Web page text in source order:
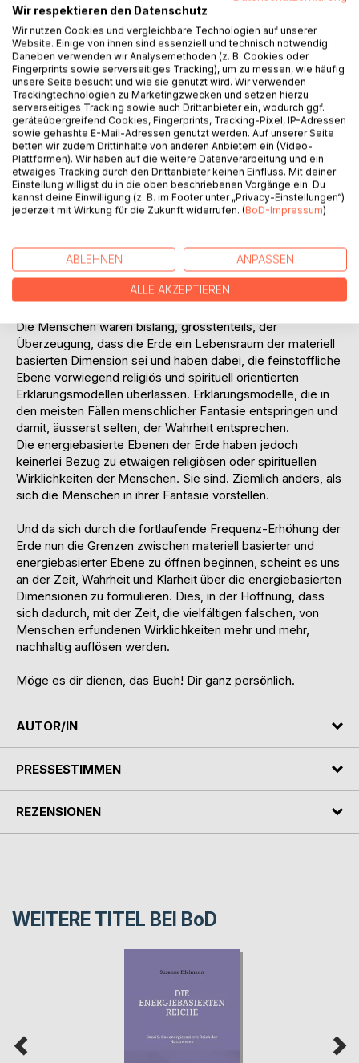
Die meisten Planeten des Universums bestehen nicht nur
aus einem materiellen Anteil, sondern in aller Regel, auch
aus mehreren energie-basierten Dimensionen. Auch die
Erde gehört zu diesen Planeten und besteht somit, nicht
nur aus einer materiell basierten Ebene und damit, einem
materiell basierten Lebensraum, sondern genauso sehr
auch aus mehreren energie-basierten Ebenen und damit,
aus mehreren energiebasierten Lebensräumen.
Der materiell basierten Ebene der Erde wird die so
genannte materiell-basierte Dimension und damit, der
Lebensraum der dritten Dimension zugeordnet. Die
energiebasierte Ebene des Planeten Erde bestehen aus
dem Lebensraum der fünften Dimension und dem
unterschiedlichen Gegebenheiten und Gesetzmässigkeiten
basieren, auch wenn sie die Gemeinsamkeit der energie-
basierten Ebene verbindet.
Die Menschen waren bislang, grösstenteils, der
Überzeugung, dass die Erde ein Lebensraum der materiell
basierten Dimension sei und haben dabei, die feinstoffliche
Ebene vorwiegend religiös und spirituell orientierten
Erklärungsmodellen überlassen. Erklärungsmodelle, die in
den meisten Fällen menschlicher Fantasie entspringen und
damit, äusserst selten, der Wahrheit entsprechen.
Die energiebasierte Ebenen der Erde haben jedoch
keinerlei Bezug zu etwaigen religiösen oder spirituellen
Wirklichkeiten der Menschen. Sie sind. Ziemlich anders, als
sich die Menschen in ihrer Fantasie vorstellen.
Und da sich durch die fortlaufende Frequenz-Erhöhung der
Erde nun die Grenzen zwischen materiell basierter und
energiebasierter Ebene zu öffnen beginnen, scheint es uns
an der Zeit, Wahrheit und Klarheit über die energiebasierten
Dimensionen zu formulieren. Dies, in der Hoffnung, dass
sich dadurch, mit der Zeit, die vielfältigen falschen, von
Menschen erfundenen Wirklichkeiten mehr und mehr,
nachhaltig auflösen werden.
Möge es dir dienen, das Buch! Dir ganz persönlich.
AUTOR/IN
PRESSESTIMMEN
REZENSIONEN
WEITERE TITEL BEI BoD
Wir respektieren den Datenschutz
Wir nutzen Cookies und vergleichbare Technologien auf unserer
Website. Einige von ihnen sind essenziell und technisch notwendig.
Daneben verwenden wir Analysemethoden (z. B. Cookies oder
Fingerprints sowie serverseitiges Tracking), um zu messen, wie häufig
unsere Seite besucht und wie sie genutzt wird. Wir verwenden
Trackingtechnologien zu Marketingzwecken und setzen hierzu
serverseitiges Tracking sowie auch Drittanbieter ein, wodurch ggf.
geräteübergreifend Cookies, Fingerprints, Tracking-Pixel, IP-Adressen
sowie gehashte E-Mail-Adressen genutzt werden. Auf unserer Seite
betten wir zudem Drittinhalte von anderen Anbietern ein (Video-
Plattformen). Wir haben auf die weitere Datenverarbeitung und ein
etwaiges Tracking durch den Drittanbieter keinen Einfluss. Mit deiner
Einstellung willigst du in die oben beschriebenen Vorgänge ein. Du
kannst deine Einwilligung (z. B. im Footer unter „Privacy-Einstellungen“)
jederzeit mit Wirkung für die Zukunft widerrufen. (BoD-Impressum)
ABLEHNEN ANPASSEN
ALLE AKZEPTIEREN